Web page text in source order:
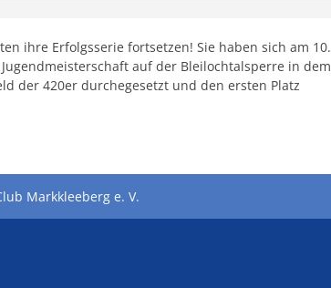
ihre Erfolgsserie fortsetzen! Sie haben sich am 10.
auf der Bleilochtalsperre in dem
der 420er durchegesetzt und den ersten Platz
Markkleeberg e. V.